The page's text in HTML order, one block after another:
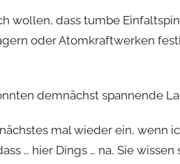
wollen, dass tumbe
oder Atomkraftwerken
demnächst spannende
mal wieder ein, wenn
… hier Dings … na, Sie wissen